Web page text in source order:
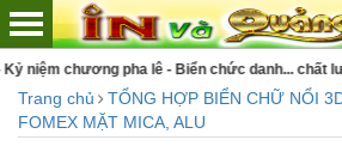
chất lượng số 1 Việt Nam
Trang chủ TỔNG HỢP BIỂN CHỮ NỔI
FOMEX MẶT MICA, ALU